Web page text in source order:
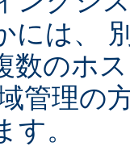
には、
数のホ
管理の
す。